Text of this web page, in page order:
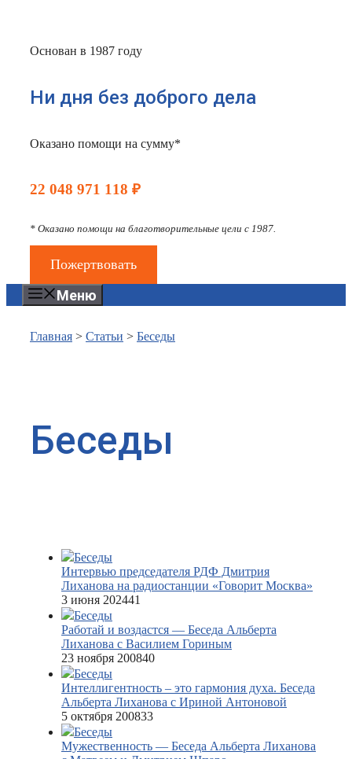
Основан в 1987 году
Ни дня без доброго дела
Оказано помощи на сумму*
22 048 971 118 ₽
* Оказано помощи на благотворительные цели с 1987.
Пожертвовать
Меню
Главная > Статьи > Беседы
Беседы
Беседы
Интервью председателя РДФ Дмитрия
Лиханова на радиостанции «Говорит Москва»
3 июня 202441
Беседы
Работай и воздастся — Беседа Альберта
Лиханова с Василием Гориным
23 ноября 200840
Беседы
Интеллигентность – это гармония духа. Беседа
Альберта Лиханова с Ириной Антоновой
5 октября 200833
Беседы
Мужественность — Беседа Альберта Лиханова